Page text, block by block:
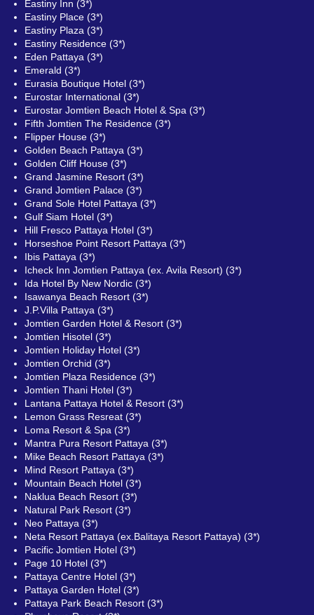
Eastiny Inn (3*)
Eastiny Place (3*)
Eastiny Plaza (3*)
Eastiny Residence (3*)
Eden Pattaya (3*)
Emerald (3*)
Eurasia Boutique Hotel (3*)
Eurostar International (3*)
Eurostar Jomtien Beach Hotel & Spa (3*)
Fifth Jomtien The Residence (3*)
Flipper House (3*)
Golden Beach Pattaya (3*)
Golden Cliff House (3*)
Grand Jasmine Resort (3*)
Grand Jomtien Palace (3*)
Grand Sole Hotel Pattaya (3*)
Gulf Siam Hotel (3*)
Hill Fresco Pattaya Hotel (3*)
Horseshoe Point Resort Pattaya (3*)
Ibis Pattaya (3*)
Icheck Inn Jomtien Pattaya (ex. Avila Resort) (3*)
Ida Hotel By New Nordic (3*)
Isawanya Beach Resort (3*)
J.P.Villa Pattaya (3*)
Jomtien Garden Hotel & Resort (3*)
Jomtien Hisotel (3*)
Jomtien Holiday Hotel (3*)
Jomtien Orchid (3*)
Jomtien Plaza Residence (3*)
Jomtien Thani Hotel (3*)
Lantana Pattaya Hotel & Resort (3*)
Lemon Grass Resreat (3*)
Loma Resort & Spa (3*)
Mantra Pura Resort Pattaya (3*)
Mike Beach Resort Pattaya (3*)
Mind Resort Pattaya (3*)
Mountain Beach Hotel (3*)
Naklua Beach Resort (3*)
Natural Park Resort (3*)
Neo Pattaya (3*)
Neta Resort Pattaya (ex.Balitaya Resort Pattaya) (3*)
Pacific Jomtien Hotel (3*)
Page 10 Hotel (3*)
Pattaya Centre Hotel (3*)
Pattaya Garden Hotel (3*)
Pattaya Park Beach Resort (3*)